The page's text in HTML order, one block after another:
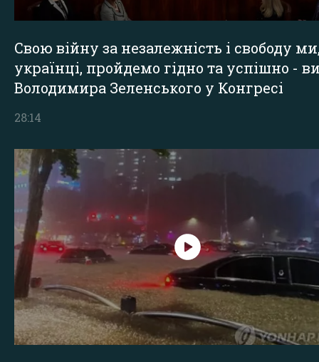
Свою війну за незалежність і свободу
українці, пройдемо гідно та успішно -
Володимира Зеленського у Конгресі
28:14